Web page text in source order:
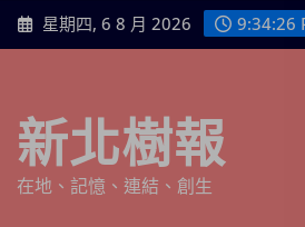
Skip
to
星期四, 6 8 月 2026 9:34:28
新北樹報
在地、記憶、連結、創生